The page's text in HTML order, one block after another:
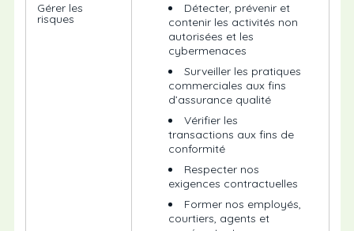
Gérer les
risques
Détecter, prévenir et
contenir les activités non
autorisées et les
cybermenaces
Surveiller les pratiques
commerciales aux fins
d’assurance qualité
Vérifier les
transactions aux fins de
conformité
Respecter nos
exigences contractuelles
Former nos employés,
courtiers, agents et